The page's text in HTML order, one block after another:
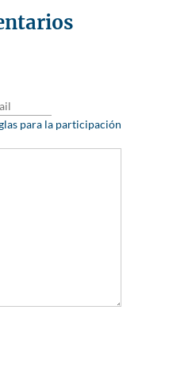
para la participación